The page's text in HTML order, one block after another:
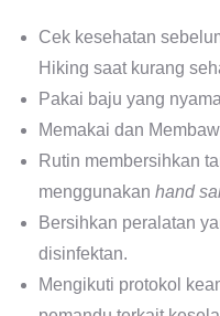
Cek kesehatan
Hiking saat kurang
Pakai baju yang
Memakai dan
Rutin membersihkan
menggunakan hand
Bersihkan peralatan
disinfektan.
Mengikuti protokol